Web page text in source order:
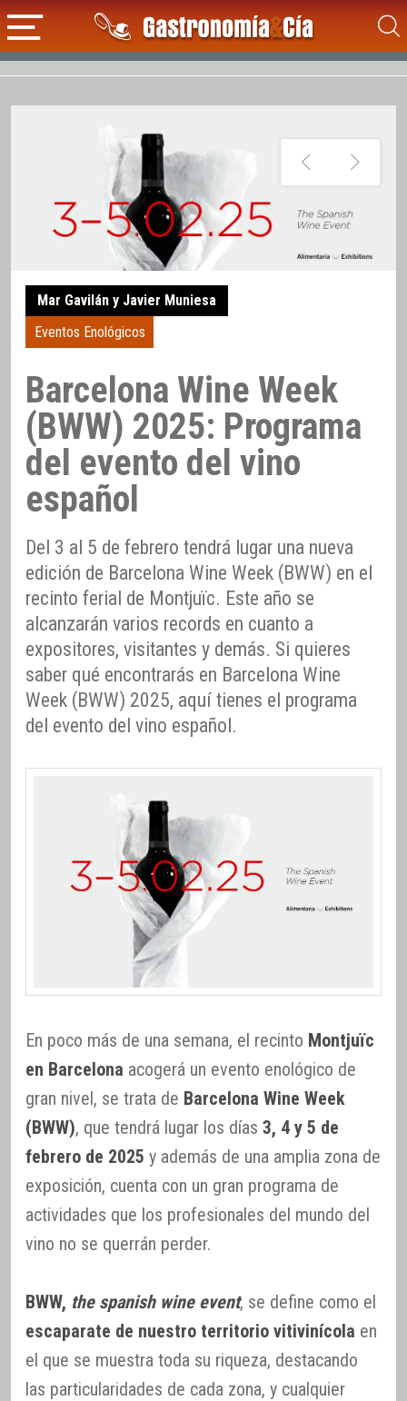
Mar Gavilán y Javier Muniesa
Eventos Enológicos
Barcelona Wine Week
(BWW) 2025: Programa
del evento del vino
español
Del 3 al 5 de febrero tendrá lugar una nueva
edición de Barcelona Wine Week (BWW) en el
recinto ferial de Montjuïc. Este año se
alcanzarán varios records en cuanto a
expositores, visitantes y demás. Si quieres
saber qué encontrarás en Barcelona Wine
Week (BWW) 2025, aquí tienes el programa
del evento del vino español.
En poco más de una semana, el recinto Montjuïc
en Barcelona acogerá un evento enológico de
gran nivel, se trata de Barcelona Wine Week
(BWW), que tendrá lugar los días 3, 4 y 5 de
febrero de 2025 y además de una amplia zona de
exposición, cuenta con un gran programa de
actividades que los profesionales del mundo del
vino no se querrán perder.
BWW, the spanish wine event, se define como el
escaparate de nuestro territorio vitivinícola en
el que se muestra toda su riqueza, destacando
las particularidades de cada zona, y cualquier